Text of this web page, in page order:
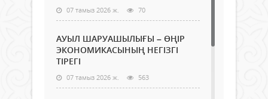
07 тамыз 2026 ж. 70
АУЫЛ ШАРУАШЫЛЫҒЫ – ӨҢІР
ЭКОНОМИКАСЫНЫҢ НЕГІЗГІ
ТІРЕГІ
07 тамыз 2026 ж. 563